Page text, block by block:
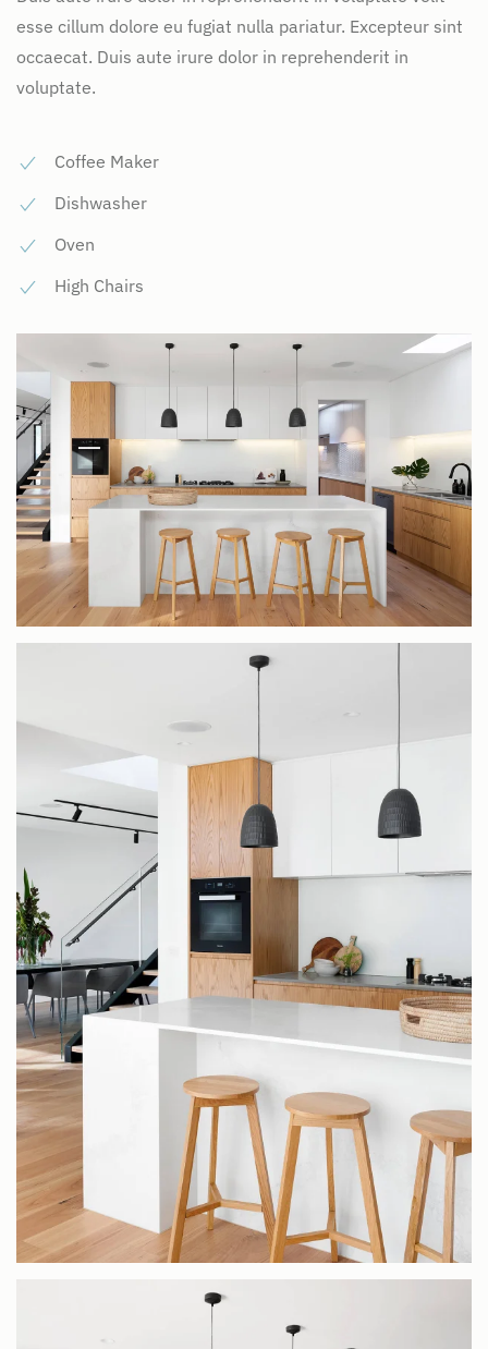
esse cillum dolore eu fugiat nulla pariatur. Excepteur sint
occaecat. Duis aute irure dolor in reprehenderit in
voluptate.
Coffee Maker
Dishwasher
Oven
High Chairs